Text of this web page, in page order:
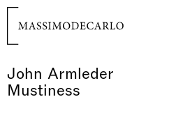
John Armleder
Mustiness